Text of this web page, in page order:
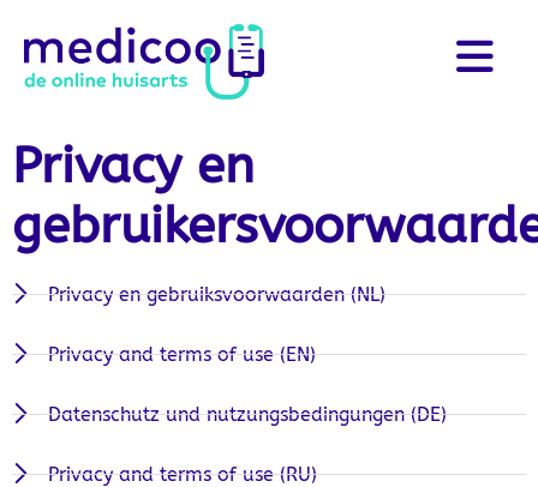
Privacy en
Privacy en gebruiksvoorwaarden (NL)
Privacy and terms of use (EN)
Datenschutz und nutzungsbedingungen (DE)
Privacy and terms of use (RU)